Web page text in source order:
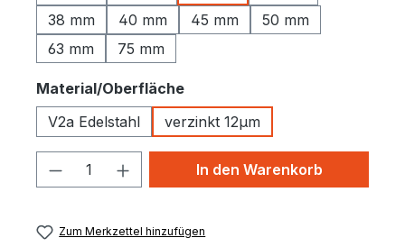
38 mm
40 mm 45 mm
50 mm
63 mm
75 mm
Material/Oberflächeauswählen
V2a Edelstahl
verzinkt 12µm
Produkt Anzahl: Gib den
In den Warenkorb
Zum Merkzettel hinzufügen